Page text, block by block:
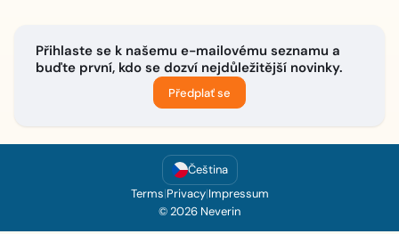
Přihlaste se k našemu e-mailovému seznamu a
buďte první, kdo se dozví nejdůležitější novinky.
Předplať se
Čeština
Terms|Privacy|Impressum
© 2026 Neverin